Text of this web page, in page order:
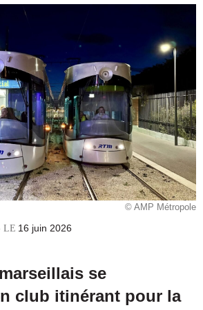
© AMP Métropole
16 juin 2026
se
club itinérant pour la